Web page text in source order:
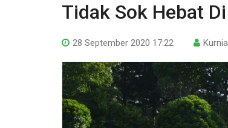
Tidak Sok Hebat
28 September 2020 17:22